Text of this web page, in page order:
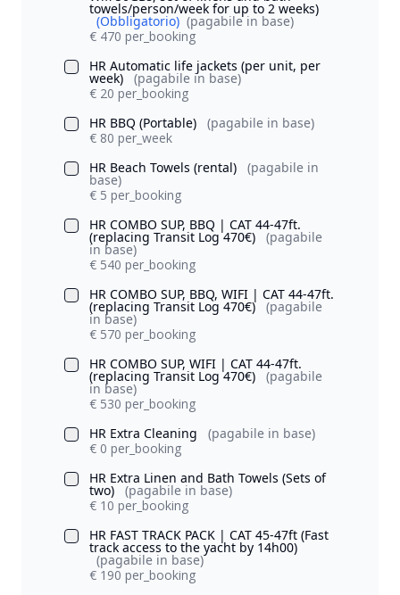
towels/person/week for up to 2 weeks)
(Obbligatorio) (pagabile in base)
€ 470 per_booking
HR Automatic life jackets (per unit, per
week)
(pagabile in base)
€ 20 per_booking
HR BBQ (Portable)
(pagabile in base)
€ 80 per_week
HR Beach Towels (rental)
(pagabile in
base)
€ 5 per_booking
HR COMBO SUP, BBQ | CAT 44-47ft.
(replacing Transit Log 470€) (pagabile
in base)
€ 540 per_booking
HR COMBO SUP, BBQ, WIFI | CAT 44-47ft.
(replacing Transit Log 470€) (pagabile
in base)
€ 570 per_booking
HR COMBO SUP, WIFI | CAT 44-47ft.
(replacing Transit Log 470€) (pagabile
in base)
€ 530 per_booking
HR Extra Cleaning
(pagabile in base)
€ 0 per_booking
HR Extra Linen and Bath Towels (Sets of
two)
(pagabile in base)
€ 10 per_booking
HR FAST TRACK PACK | CAT 45-47ft (Fast
track access to the yacht by 14h00)
(pagabile in base)
€ 190 per_booking